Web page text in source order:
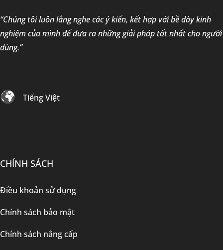
“Chúng tôi luôn lắng nghe các ý kiến, kết hợp với bề dày kinh
nghiệm của mình để đưa ra những giải pháp tốt nhất cho người
dùng.”
Tiếng Việt
CHÍNH SÁCH
Điều khoản sử dụng
Chính sách bảo mật
Chính sách nâng cấp